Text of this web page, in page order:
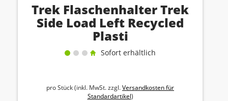
Trek Flaschenhalter Trek
Side Load Left Recycled
Plasti
Sofort erhältlich
pro Stück (inkl. MwSt. zzgl.Versandkosten für
Standardartikel)